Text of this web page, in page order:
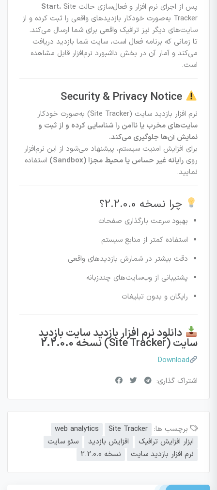
پس از اجرای نرم افزار و فعال‌سازی حالت Start، Site
Tracker به‌صورت خودکار بازدیدهای واقعی را ثبت کرده و از
سایت‌های دیگر نیز ترافیک واقعی برای شما ارسال می‌کند.
تا زمانی که برنامه فعال است، سایت شما بازدید دریافت
می‌کند و آمار آن در بخش داشبورد نرم‌افزار قابل مشاهده
است.
Security & Privacy Notice
نرم افزار بازدید سایت (Site Tracker) به‌صورت خودکار
سایت‌های مخرب یا ناامن را شناسایی کرده و از ثبت و
نمایش آن‌ها جلوگیری می‌کند.
برای افزایش امنیت سیستم، پیشنهاد می‌شود از این نرم‌افزار
روی رایانه غیر حساس یا محیط مجزا (Sandbox)
استفاده
نمایید.
چرا نسخه 2.2.0.0؟
بهبود سرعت بارگذاری صفحات
استفاده کمتر از منابع سیستم
دقت بیشتر در شمارش بازدیدهای واقعی
پشتیبانی از وب‌سایت‌های چندزبانه
رایگان و بدون تبلیغات
دانلود نرم افزار بازدید سایت بازدید
سایت (Site Tracker) نسخه 2.2.0.0
Download
اشتراک گذاری:
برچسب ها: Site Tracker
web analytics
ابزار افزایش ترافیک
افزایش بازدید
سئو سایت
نرم‌ افزار بازدید سایت
نسخه 2.2.0.0